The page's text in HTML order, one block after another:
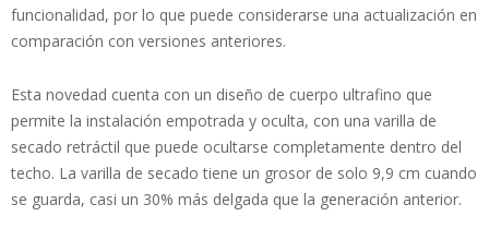
funcionalidad, por lo que puede considerarse una actualización en
comparación con versiones anteriores.
Esta novedad cuenta con un diseño de cuerpo ultrafino que
permite la instalación empotrada y oculta, con una varilla de
secado retráctil que puede ocultarse completamente dentro del
techo. La varilla de secado tiene un grosor de solo 9,9 cm cuando
se guarda, casi un 30% más delgada que la generación anterior.